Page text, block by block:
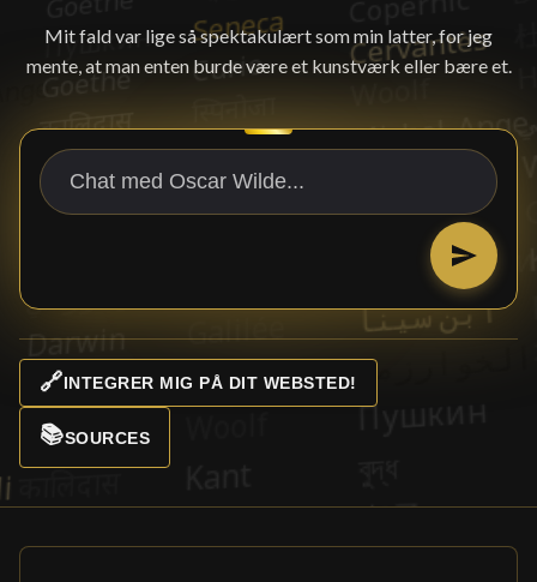
Mit fald var lige så spektakulært som min latter, for jeg
mente, at man enten burde være et kunstværk eller bære et.
🔗INTEGRER MIG PÅ DIT WEBSTED!
📚SOURCES